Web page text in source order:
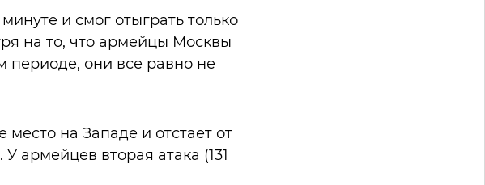
и смог отыграть только
на то, что армейцы Москвы
периоде, они все равно не
на Западе и отстает от
армейцев вторая атака (131